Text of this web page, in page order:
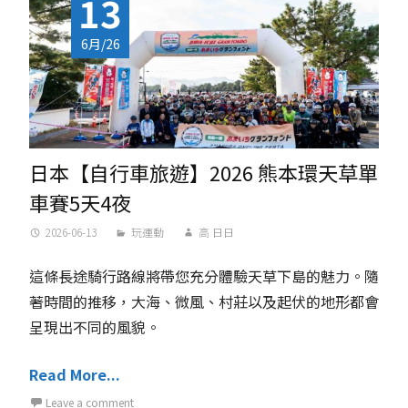
13
6月/26
日本【自行車旅遊】2026 熊本環天草單
車賽5天4夜
2026-06-13 玩運動 高 日日
這條長途騎行路線將帶您充分體驗天草下島的魅力。隨
著時間的推移，大海、微風、村莊以及起伏的地形都會
呈現出不同的風貌。
Read More...
Leave a comment